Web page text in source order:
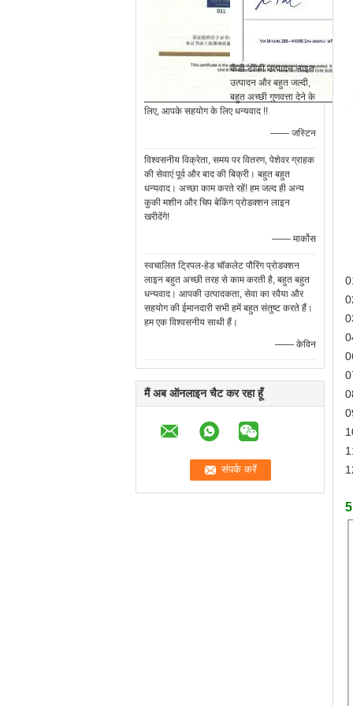
कैंडी टॉफी उत्पादन लाइन
उत्पादन और बहुत जल्दी,
बहुत अच्छी गुणवत्ता देने के
लिए, आपके सहयोग के लिए धन्यवाद !!
—— जस्टिन
विश्वसनीय विक्रेता, समय पर वितरण, पेशेवर ग्राहक
की सेवाएं पूर्व और बाद की बिक्री। बहुत बहुत
धन्यवाद। अच्छा काम करते रहें! हम जल्द ही अन्य
कुकी मशीन और चिप बेकिंग प्रोडक्शन लाइन
खरीदेंगे!
—— मार्कोस
स्वचालित ट्रिपल-हेड चॉकलेट पौरिंग प्रोडक्शन
लाइन बहुत अच्छी तरह से काम करती है, बहुत बहुत
धन्यवाद। आपकी उत्पादकता, सेवा का रवैया और
सहयोग की ईमानदारी सभी हमें बहुत संतुष्ट करते हैं।
हम एक विश्वसनीय साथी हैं।
—— केविन
मैं अब ऑनलाइन चैट कर रहा हूँ